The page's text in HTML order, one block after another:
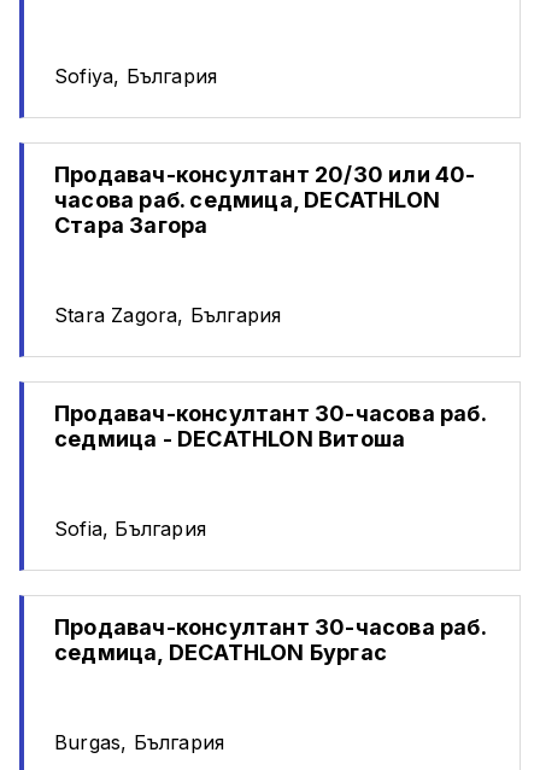
Sofiya, България
Продавач-консултант 20/30 или 40-
часова раб. седмица, DECATHLON
Стара Загора
Stara Zagora, България
Продавач-консултант 30-часова раб.
седмица - DECATHLON Витоша
Sofia, България
Продавач-консултант 30-часова раб.
седмица, DECATHLON Бургас
Burgas, България